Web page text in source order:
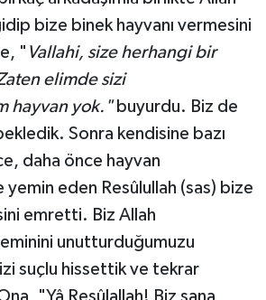
bize binek hayvanı vermesini
" Vallahi, size herhangi bir
elimde sizi
hayvan yok."buyurdu. Biz de
Sonra kendisine bazı
daha önce hayvan
eden Resûlullah (sas) bize
emretti. Biz Allah
unutturduğumuzu
suçlu hissettik ve tekrar
"Yâ Resûlallah! Biz sana